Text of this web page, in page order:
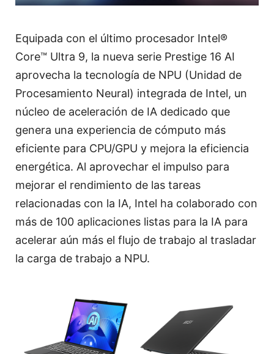
Equipada con el último procesador Intel®
Core™ Ultra 9, la nueva serie Prestige 16 AI
aprovecha la tecnología de NPU (Unidad de
Procesamiento Neural) integrada de Intel, un
núcleo de aceleración de IA dedicado que
genera una experiencia de cómputo más
eficiente para CPU/GPU y mejora la eficiencia
energética. Al aprovechar el impulso para
mejorar el rendimiento de las tareas
relacionadas con la IA, Intel ha colaborado con
más de 100 aplicaciones listas para la IA para
acelerar aún más el flujo de trabajo al trasladar
la carga de trabajo a NPU.